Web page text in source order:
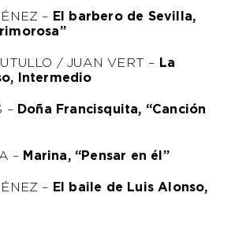
– El barbero de Sevilla,
/ JUAN VERT – La
Intermedio
– Doña Francisquita, “Canción
– Marina, “Pensar en él”
– El baile de Luis Alonso,